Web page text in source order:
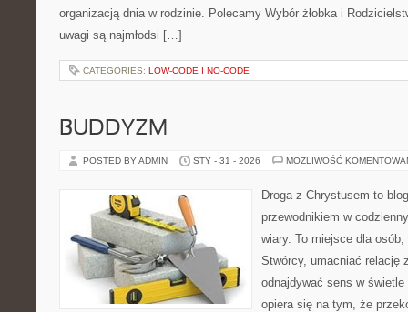
organizacją dnia w rodzinie. Polecamy Wybór żłobka i
uwagi są najmłodsi […]
CATEGORIES: LOW-CODE I NO-CODE
BUDDYZM
POSTED BY ADMIN STY - 31 - 2026 MOŻLIWOŚĆ
Droga z Chrystusem to
przewodnikiem w
wiary. To miejsce dla
Stwórcy, umacniać relację
odnajdywać sens w świetle
opiera się na tym, że